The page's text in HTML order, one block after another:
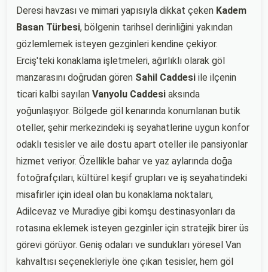
Deresi havzası ve mimari yapısıyla dikkat çeken Kadem
Basan Türbesi, bölgenin tarihsel derinliğini yakından
gözlemlemek isteyen gezginleri kendine çekiyor.
Erciş'teki konaklama işletmeleri, ağırlıklı olarak göl
manzarasını doğrudan gören Sahil Caddesi ile ilçenin
ticari kalbi sayılan Vanyolu Caddesi aksında
yoğunlaşıyor. Bölgede göl kenarında konumlanan butik
oteller, şehir merkezindeki iş seyahatlerine uygun konfor
odaklı tesisler ve aile dostu apart oteller ile pansiyonlar
hizmet veriyor. Özellikle bahar ve yaz aylarında doğa
fotoğrafçıları, kültürel keşif grupları ve iş seyahatindeki
misafirler için ideal olan bu konaklama noktaları,
Adilcevaz ve Muradiye gibi komşu destinasyonları da
rotasına eklemek isteyen gezginler için stratejik birer üs
görevi görüyor. Geniş odaları ve sundukları yöresel Van
kahvaltısı seçenekleriyle öne çıkan tesisler, hem göl